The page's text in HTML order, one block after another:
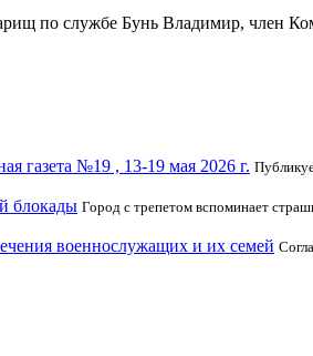
по службе Бунь Владимир, член
газета №19 , 13-19 мая 2026 г.
блокады Город с трепетом вспоминает
военнослужащих и их семей